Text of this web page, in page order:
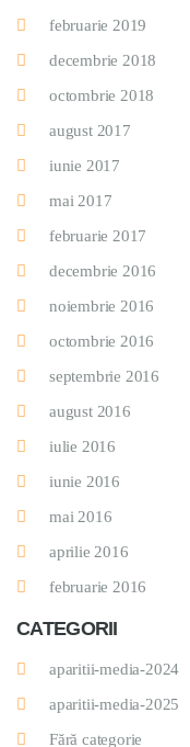
februarie 2019
decembrie 2018
octombrie 2018
august 2017
iunie 2017
mai 2017
februarie 2017
decembrie 2016
noiembrie 2016
octombrie 2016
septembrie 2016
august 2016
iulie 2016
iunie 2016
mai 2016
aprilie 2016
februarie 2016
CATEGORII
aparitii-media-2024
aparitii-media-2025
Fără categorie